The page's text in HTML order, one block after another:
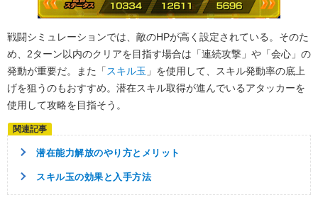
戦闘シミュレーションでは、敵のHPが高く設定されている。そのた
め、2ターン以内のクリアを目指す場合は「連続攻撃」や「会心」の
発動が重要だ。また「 スキル玉 」を使用して、スキル発動率の底上
げを狙うのもおすすめ。潜在スキル取得が進んでいるアタッカーを
使用して攻略を目指そう。
潜在能力解放のやり方とメリット
スキル玉の効果と入手方法